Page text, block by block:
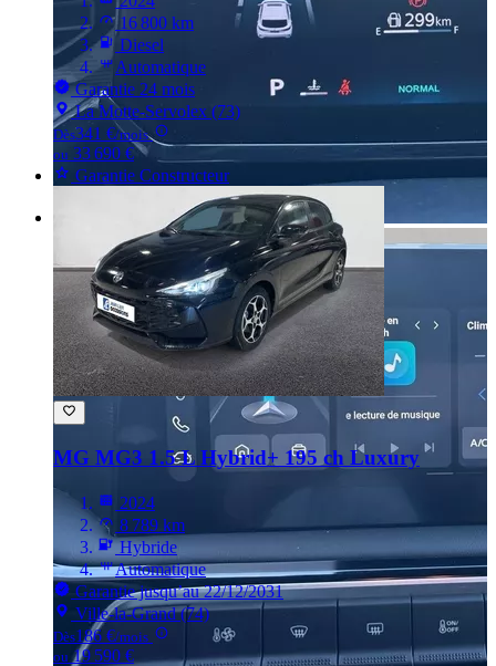
16 800 km
Diesel
Automatique
Garantie 24 mois
La Motte-Servolex (73)
Dès341 €/mois
ou 33 690 €
Garantie Constructeur
MG MG3 1.5 L Hybrid+ 195 ch Luxury
2024
8 789 km
Hybride
Automatique
Garantie jusqu’au 22/12/2031
Ville-la-Grand (74)
Dès186 €/mois
ou 19 590 €